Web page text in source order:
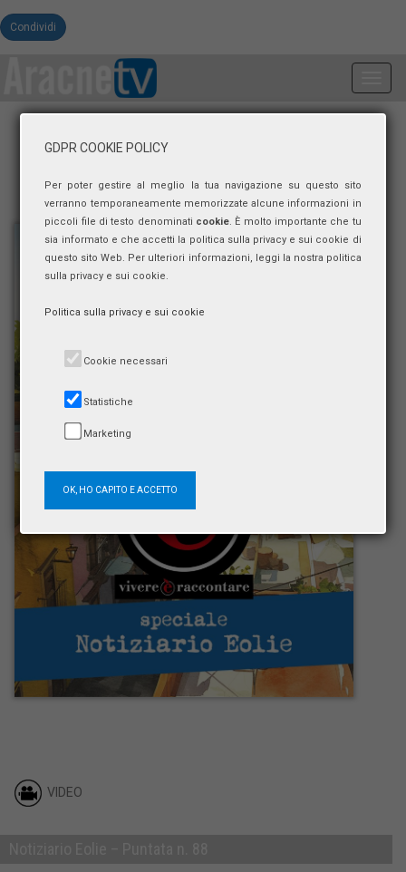
Condividi
VIDEO
GDPR COOKIE POLICY
Per poter gestire al meglio la tua navigazione su questo sito
verranno temporaneamente memorizzate alcune informazioni in
piccoli file di testo denominati cookie. È molto importante che tu
sia informato e che accetti la politica sulla privacy e sui cookie di
questo sito Web. Per ulteriori informazioni, leggi la nostra politica
sulla privacy e sui cookie.
Politica sulla privacy e sui cookie
Cookie necessari
Statistiche
Marketing
OK, HO CAPITO E ACCETTO